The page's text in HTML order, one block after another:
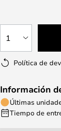
1
Política de
Información
Últimas
Tiempo de